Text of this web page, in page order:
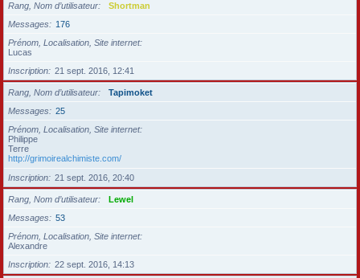
Rang, Nom d’utilisateur
Shortman
Messages
176
Prénom, Localisation, Site internet
Lucas
Inscription
21 sept. 2016, 12:41
Rang, Nom d’utilisateur
Tapimoket
Messages
25
Prénom, Localisation, Site internet
Philippe
Terre
http://grimoirealchimiste.com/
Inscription
21 sept. 2016, 20:40
Rang, Nom d’utilisateur
Lewel
Messages
53
Prénom, Localisation, Site internet
Alexandre
Inscription
22 sept. 2016, 14:13